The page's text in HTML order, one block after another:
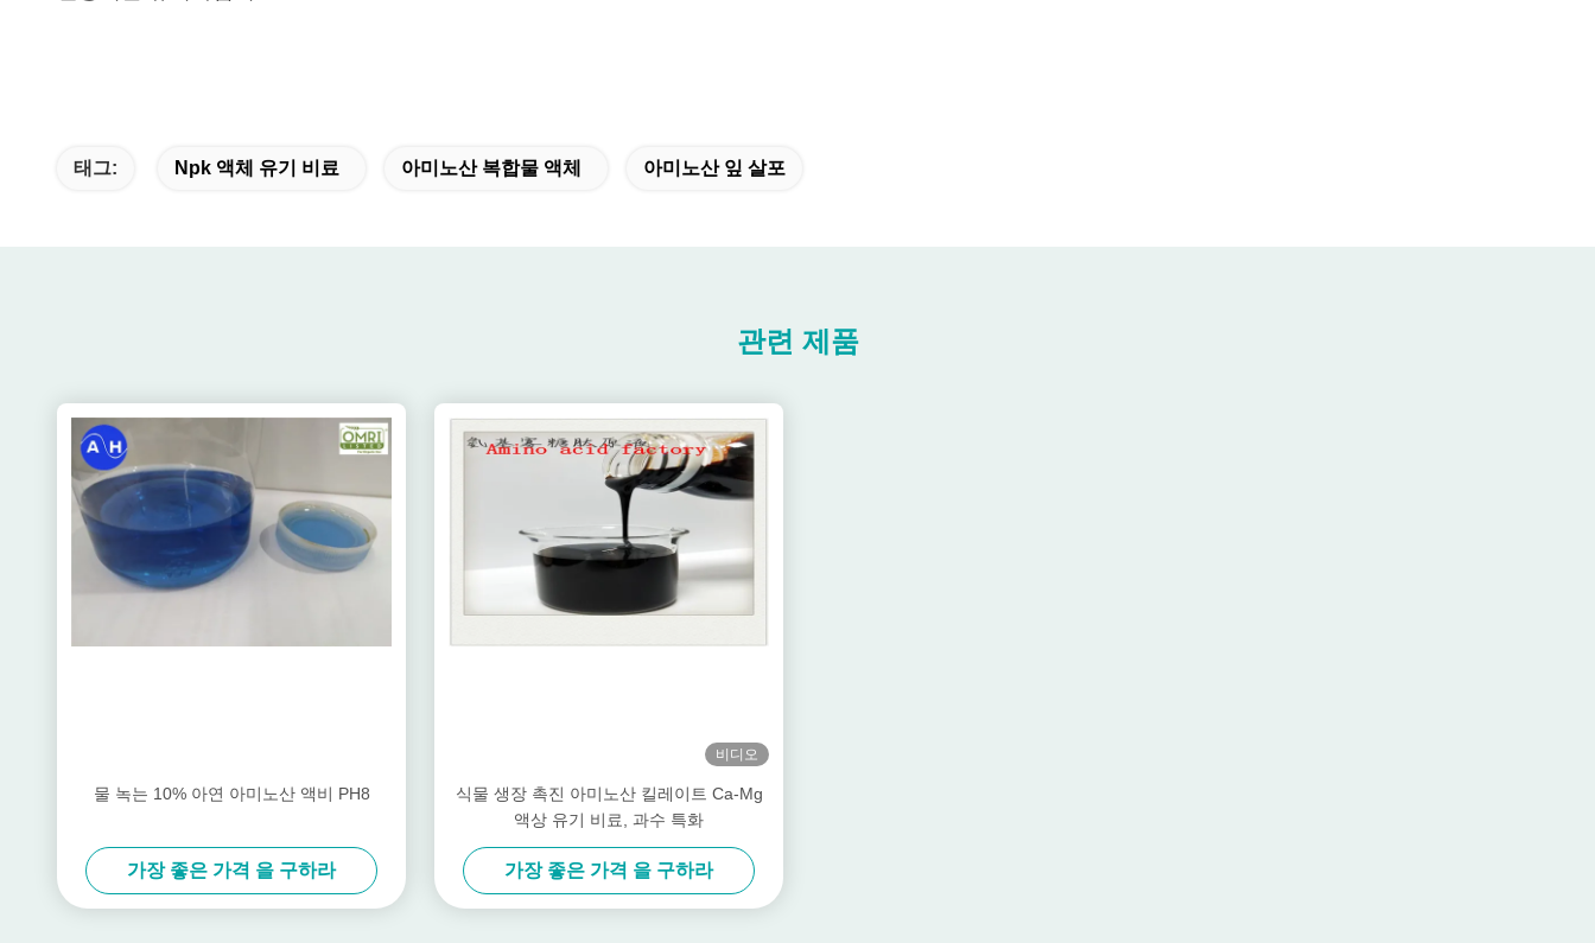
태그: Npk 액체 유기 비료 아미노산 복합물 액체 아미노산 잎 살포
관련 제품
물 녹는 10% 아연 아미노산 액비 PH8
가장 좋은 가격 을 구하라
비디오
식물 생장 촉진 아미노산 킬레이트 Ca-Mg
액상 유기 비료, 과수 특화
가장 좋은 가격 을 구하라